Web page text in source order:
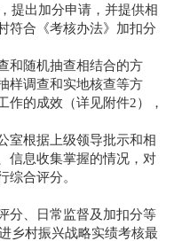
提出加分申请，并提供相
符合《考核办法》加扣分
随机抽查相结合的方
样调查和实地核查等方
作的成效（详见附件2），
根据上级领导批示和相
信息收集掌握的情况，对
合评分。
、日常监督及加扣分等
乡村振兴战略实绩考核最